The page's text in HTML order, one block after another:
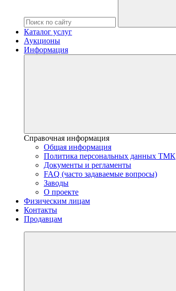
Каталог услуг
Аукционы
Информация
Справочная информация
Общая информация
Политика персональных данных ТМК
Документы и регламенты
FAQ (часто задаваемые вопросы)
Заводы
О проекте
Физическим лицам
Контакты
Продавцам